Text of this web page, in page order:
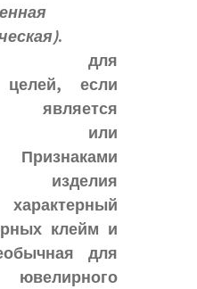
.
для
целей, если
или
Признаками
изделия
клейм и
для
ювелирного